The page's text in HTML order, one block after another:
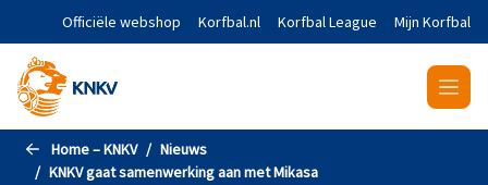
Naar de hoofdinhoud gaan
Officiële webshop Korfbal.nl Korfbal League Mijn Korfbal
Home – KNKV
Nieuws
KNKV gaat samenwerking aan met Mikasa